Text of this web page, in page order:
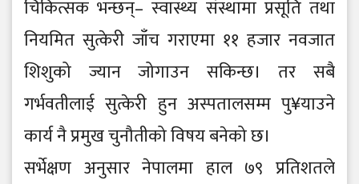
चिकित्सक भन्छन्– स्वास्थ्य संस्थामा प्रसूति तथा
नियमित सुत्केरी जाँच गराएमा ११ हजार नवजात
शिशुको ज्यान जोगाउन सकिन्छ। तर सबै
गर्भवतीलाई सुत्केरी हुन अस्पतालसम्म पु¥याउने
कार्य नै प्रमुख चुनौतीको विषय बनेको छ।
सर्भेक्षण अनुसार नेपालमा हाल ७९ प्रतिशतले